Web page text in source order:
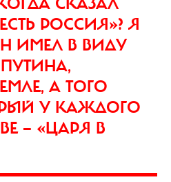
РОССИЯ»? Я
ИМЕЛ В ВИДУ
А ТОГО
У КАЖДОГО
— «ЦАРЯ В